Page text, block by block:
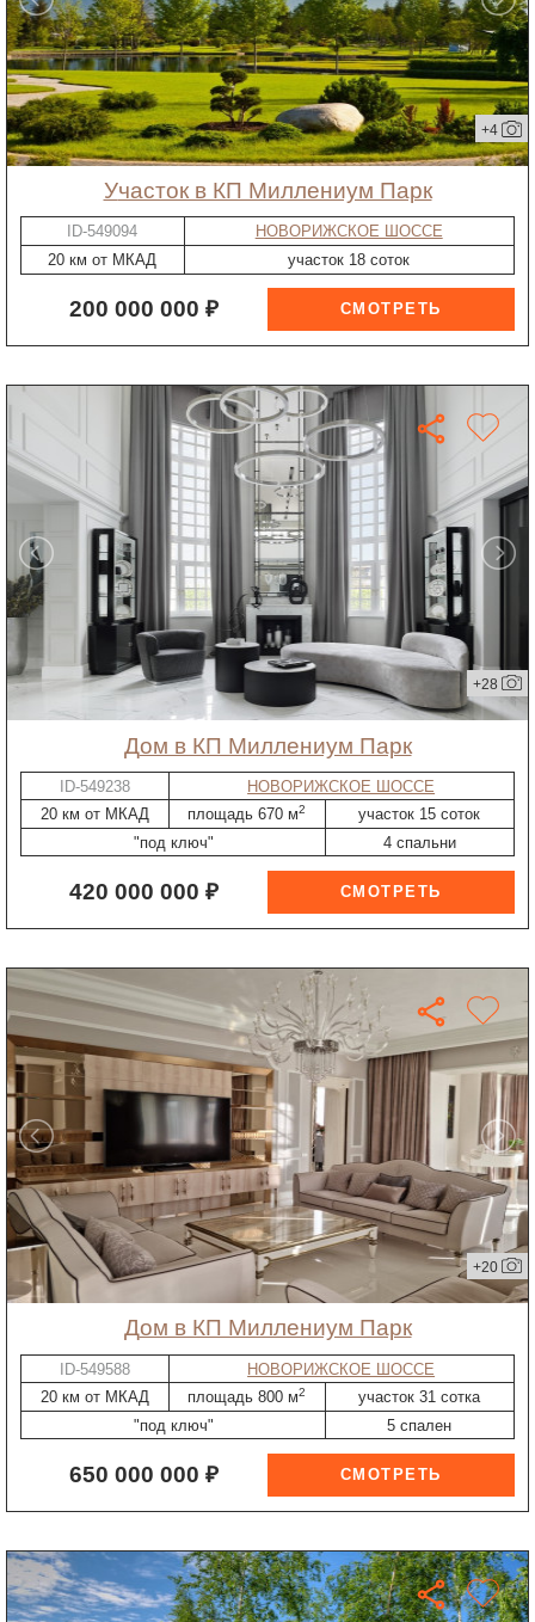
+4
участок в КП Миллениум Парк
ID-549094
НОВОРИЖСКОЕ ШОССЕ
20 км от МКАД
участок 18 соток
200 000 000 ₽
+28
дом в КП Миллениум Парк
ID-549238
НОВОРИЖСКОЕ ШОССЕ
20 км от МКАД
площадь 670 м2
участок 15 соток
"под ключ"
4 спальни
420 000 000 ₽
+20
дом в КП Миллениум Парк
ID-549588
НОВОРИЖСКОЕ ШОССЕ
20 км от МКАД
площадь 800 м2
участок 31 сотка
"под ключ"
5 спален
650 000 000 ₽